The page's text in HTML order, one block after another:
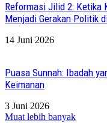
Reformasi Jilid 2: Ketika
Menjadi Gerakan Politik
14 Juni 2026
Puasa Sunnah: Ibadah
Keimanan
3 Juni 2026
Muat lebih banyak